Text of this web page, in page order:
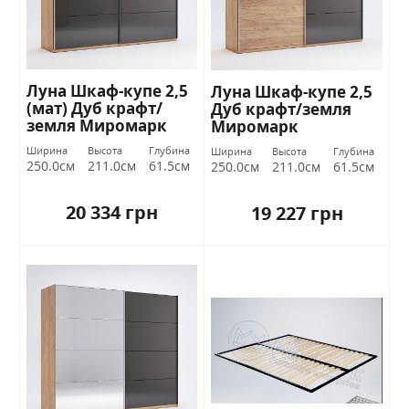
Луна Шкаф-купе 2,5
(мат) Дуб крафт/
земля Миромарк
Ширина
250.0см
Высота
211.0см
Глубина
61.5см
20 334 грн
Луна Шкаф-купе 2,5
Дуб крафт/земля
Миромарк
Ширина
250.0см
Высота
211.0см
Глубина
61.5см
19 227 грн